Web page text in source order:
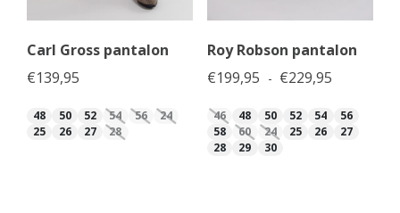
Carl Gross pantalon
€139,95
48 50 52 54 56
24
25
26 27 28
Roy Robson pantalon
€199,95 - €229,95
46 48 50 52 54
56
58
60 24 25 26
27
28
29 30